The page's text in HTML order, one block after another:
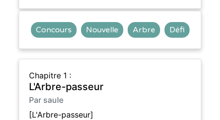
Concours Nouvelle Arbre Défi
Chapitre 1 :
L'Arbre-passeur
Par saule
[L'Arbre-passeur]